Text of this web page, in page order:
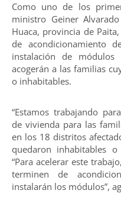
Como uno de los
ministro Geiner
Huaca, provincia de
de acondicionamiento
instalación de
acogerán a las familias
o inhabitables.
“Estamos trabajando
de vivienda para las
en los 18 distritos
quedaron inhabitables
“Para acelerar este
terminen de
instalarán los módulos”,